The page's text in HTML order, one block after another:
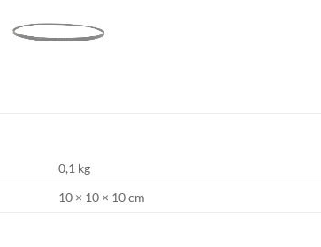
0,1 kg
10 × 10 × 10 cm